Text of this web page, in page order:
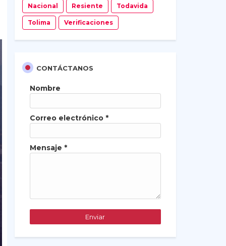
Nacional Resiente Todavida
Tolima Verificaciones
CONTÁCTANOS
Nombre
Correo electrónico *
Mensaje *